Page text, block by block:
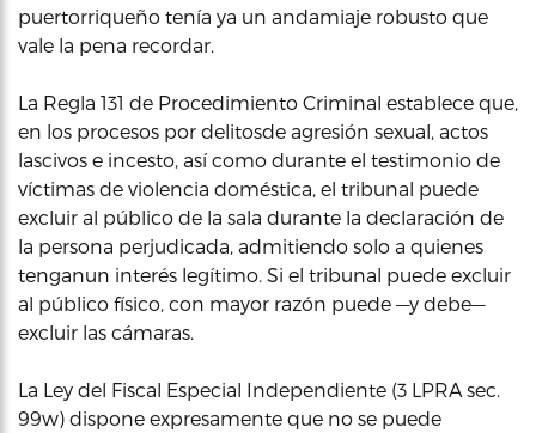
puertorriqueño tenía ya un andamiaje robusto que
vale la pena recordar.
La Regla 131 de Procedimiento Criminal establece que,
en los procesos por delitosde agresión sexual, actos
lascivos e incesto, así como durante el testimonio de
víctimas de violencia doméstica, el tribunal puede
excluir al público de la sala durante la declaración de
la persona perjudicada, admitiendo solo a quienes
tenganun interés legítimo. Si el tribunal puede excluir
al público físico, con mayor razón puede —y debe—
excluir las cámaras.
La Ley del Fiscal Especial Independiente (3 LPRA sec.
99w) dispone expresamente que no se puede